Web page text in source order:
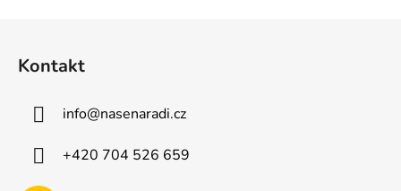
Kontakt
info@nasenaradi.cz
+420 704 526 659